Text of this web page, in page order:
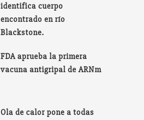
identifica cuerpo
encontrado en río
Blackstone.
FDA aprueba la primera
vacuna antigripal de ARNm
Ola de calor pone a todas